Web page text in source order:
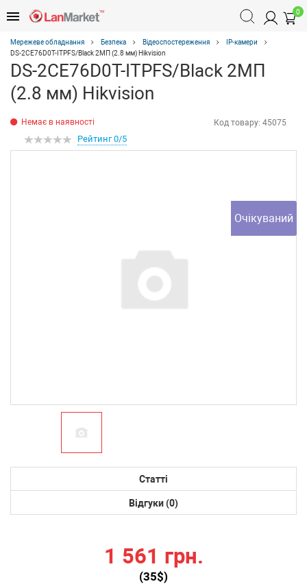
0
Мережеве обладнання Безпека Відеоспостереження
IP-камери
DS-2CE76D0T-ITPFS/Black 2МП (2.8 мм) Hikvision
DS-2CE76D0T-ITPFS/Black 2МП
(2.8 мм) Hikvision
Немає в наявності Код товару: 45075
Рейтинг 0/5
Очікуваний
Статті
Відгуки (0)
1 561 грн.
(35$)